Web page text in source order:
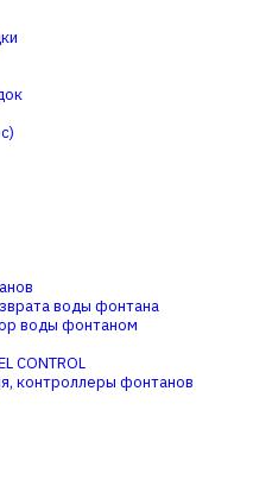
воды фонтана
воды фонтаном
CONTROL
контроллеры фонтанов